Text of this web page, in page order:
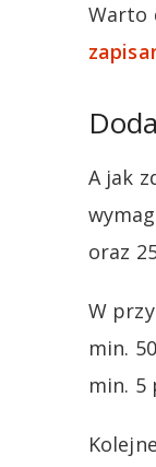
Warto
A jak
oraz
W
min.
min. 5